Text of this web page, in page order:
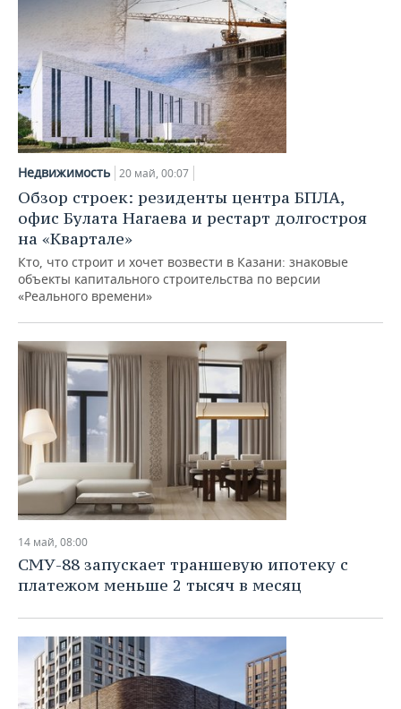
Недвижимость 20 май, 00:07
Обзор строек: резиденты центра БПЛА,
офис Булата Нагаева и рестарт долгостроя
на «Квартале»
Кто, что строит и хочет возвести в Казани: знаковые
объекты капитального строительства по версии
«Реального времени»
14 май, 08:00
СМУ-88 запускает траншевую ипотеку с
платежом меньше 2 тысяч в месяц